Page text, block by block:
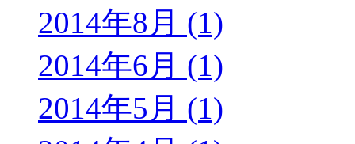
2014年8月 (1)
2014年6月 (1)
2014年5月 (1)